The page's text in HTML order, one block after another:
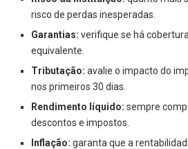
risco de perdas inesperadas.
Garantias: verifique se há
equivalente.
Tributação: avalie o impacto do
nos primeiros 30 dias.
Rendimento líquido: sempre
descontos e impostos.
Inflação: garanta que a